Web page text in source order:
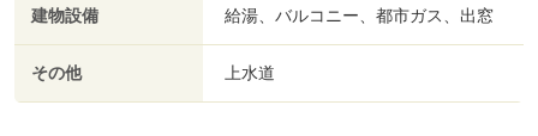
建物設備 給湯、バルコニー、都市ガス、出窓
その他 上水道